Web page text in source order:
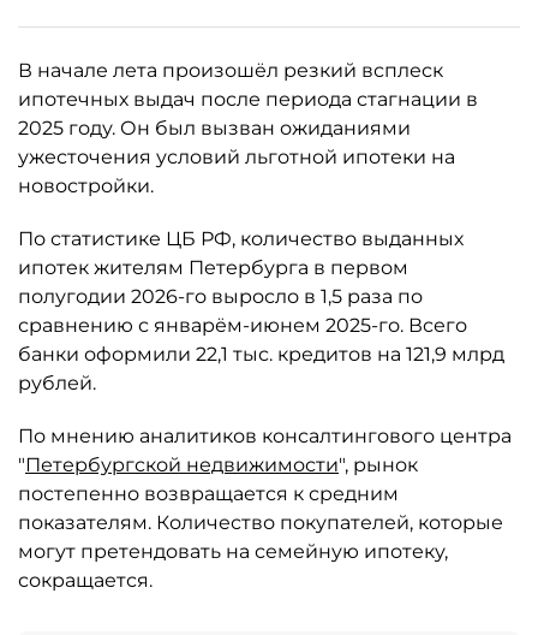
В начале лета произошёл резкий всплеск
ипотечных выдач после периода стагнации в
2025 году. Он был вызван ожиданиями
ужесточения условий льготной ипотеки на
новостройки.
По статистике ЦБ РФ, количество выданных
ипотек жителям Петербурга в первом
полугодии 2026-го выросло в 1,5 раза по
сравнению с январём-июнем 2025-го. Всего
банки оформили 22,1 тыс. кредитов на 121,9 млрд
рублей.
По мнению аналитиков консалтингового центра
"Петербургской недвижимости", рынок
постепенно возвращается к средним
показателям. Количество покупателей, которые
могут претендовать на семейную ипотеку,
сокращается.